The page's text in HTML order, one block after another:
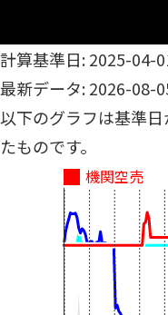
計算基準日: 2025-04-
最新データ: 2026-08-
以下のグラフは基準
たものです。
機関空売